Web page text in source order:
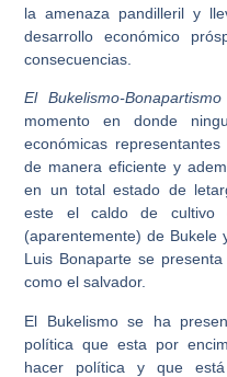
la amenaza pandilleril y
desarrollo económico
consecuencias.
El Bukelismo-Bonapartismo
momento en donde
económicas
de manera eficiente y
en un total estado de
este el caldo de cultivo
(aparentemente) de Bukele
Luis Bonaparte se
como el salvador.
El Bukelismo se ha
política que esta por
hacer política y que